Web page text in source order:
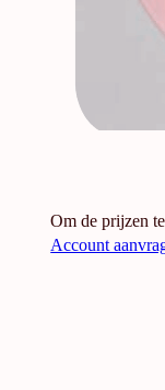
Om de prijzen
Account